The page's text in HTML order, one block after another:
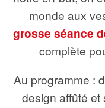
monde aux
grosse séance
complète
Au programme :
design affûté et